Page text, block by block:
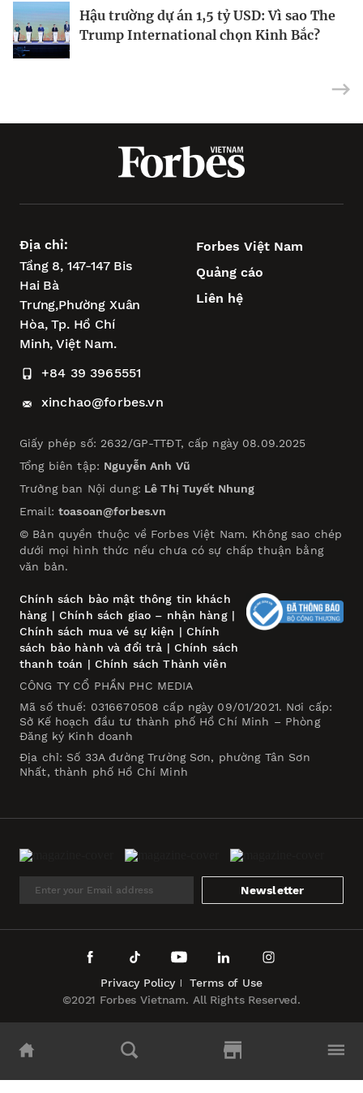
Hậu trường dự án 1,5 tỷ USD: Vì sao The
Trump International chọn Kinh Bắc?
Forbes Việt Nam số 136: 10 Sự kiện kinh
doanh nổi bật
Để không phụ thuộc vào vốn FDI
Địa chỉ:
Tầng 8, 147-147 Bis
Hai Bà
Trưng,Phường Xuân
Hòa,Tp. Hồ Chí
Minh, Việt Nam.
+84 39 3965551
xinchao@forbes.vn
Forbes Việt Nam
Quảng cáo
Liên hệ
Giấy phép số: 2632/GP-TTĐT, cấp ngày 08.09.2025
Tổng biên tập: Nguyễn Anh Vũ
Trưởng ban Nội dung: Lê Thị Tuyết Nhung
Email: toasoan@forbes.vn
© Bản quyền thuộc về Forbes Việt Nam. Không sao chép
dưới mọi hình thức nếu chưa có sự chấp thuận bằng
văn bản.
Chính sách bảo mật thông tin khách
hàng | Chính sách giao – nhận hàng|
Chính sách mua vé sự kiện | Chính
sách bảo hành và đổi trả | Chính sách
thanh toán | Chính sách Thành viên
CÔNG TY CỔ PHẦN PHC MEDIA
Mã số thuế: 0316670508 cấp ngày 09/01/2021. Nơi cấp:
Sở Kế hoạch đầu tư thành phố Hồ Chí Minh – Phòng
Đăng ký Kinh doanh
Địa chỉ: Số 33A đường Trường Sơn, phường Tân Sơn
Nhất, thành phố Hồ Chí Minh
Newsletter
©2021 Forbes Vietnam. All Rights Reserved.
Privacy Policy Terms of Use